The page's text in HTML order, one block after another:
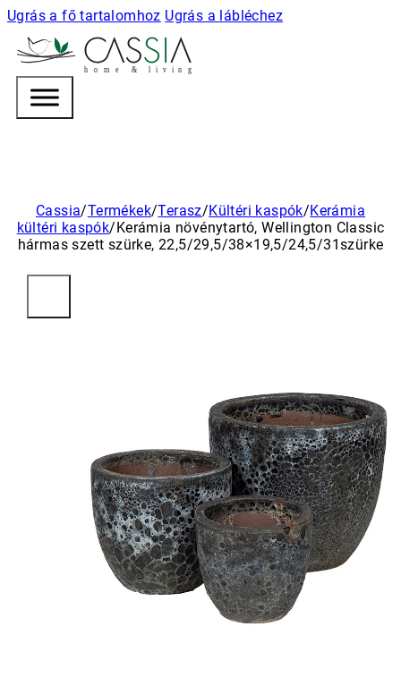
Ugrás a fő tartalomhoz Ugrás a lábléchez
h o m e & l i v i n g
Cassia/Termékek/Terasz/Kültéri kaspók/Kerámia
kültéri kaspók/Kerámia növénytartó, Wellington Classic
hármas szett szürke, 22,5/29,5/38×19,5/24,5/31szürke